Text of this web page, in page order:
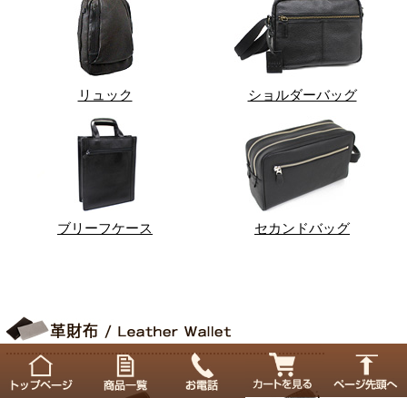
リュック ショルダーバッグ
ブリーフケース セカンドバッグ